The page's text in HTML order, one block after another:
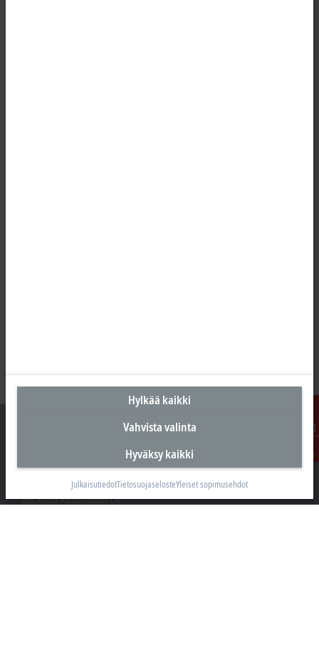
yhteyttä
Suomen pääkonttori
Beckhoff Automation Oy
Hylkää kaikki
Vahvista valinta
Hyväksy kaikki
JulkaisutiedotTietosuojaselosteYleiset sopimusehdot